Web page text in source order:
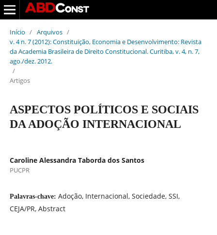
Início / Arquivos /
v. 4 n. 7 (2012): Constituição, Economia e Desenvolvimento: Revista
da Academia Brasileira de Direito Constitucional. Curitiba, v. 4, n. 7,
ago./dez. 2012.
/
Artigos
ASPECTOS POLÍTICOS E SOCIAIS
DA ADOÇÃO INTERNACIONAL
Caroline Alessandra Taborda dos Santos
PUCPR
Palavras-chave: Adoção, Internacional, Sociedade, SSI,
CEJA/PR, Abstract